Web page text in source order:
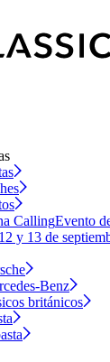
CallingEvento
y 13 de
Benz
británicos